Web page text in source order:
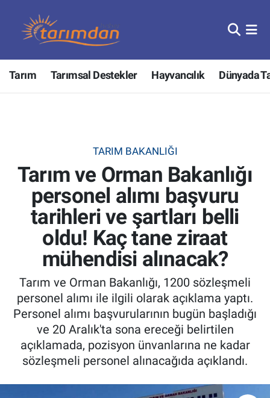
Tarım Tarımsal Destekler Hayvancılık Dünyada
TARIM BAKANLIĞI
Tarım ve Orman Bakanlığı
personel alımı başvuru
tarihleri ve şartları belli
oldu! Kaç tane ziraat
mühendisi alınacak?
Tarım ve Orman Bakanlığı, 1200 sözleşmeli
personel alımı ile ilgili olarak açıklama yaptı.
Personel alımı başvurularının bugün başladığı
ve 20 Aralık'ta sona ereceği belirtilen
açıklamada, pozisyon ünvanlarına ne kadar
sözleşmeli personel alınacağıda açıklandı.
Tarım
Hayvancılık
Tarımsal Destekler
Tarım Bakanlığı
TZOB
Tarım Kredi Kooperatifleri
Pankobirlik
Et fiyatları
Tarım Bilgisi
Yetiştirici Soruyor
Nöbetçi Eczaneler
Hava Durumu
Tüm Manşetler
Son Dakika Haberleri
Haber Arşivi